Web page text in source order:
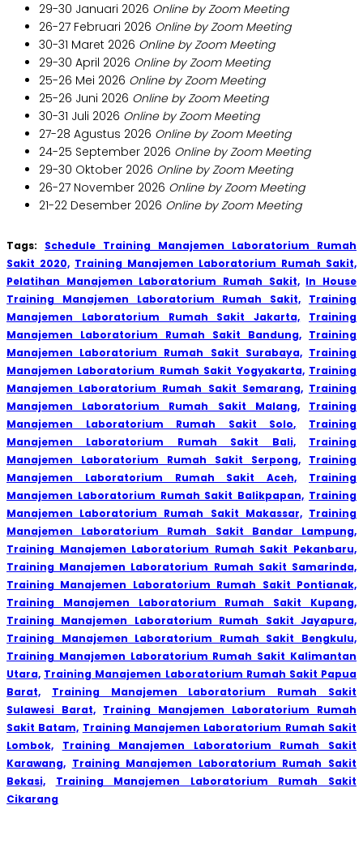
29-30 Januari 2026 Online by Zoom Meeting
26-27 Februari 2026 Online by Zoom Meeting
30-31 Maret 2026 Online by Zoom Meeting
29-30 April 2026 Online by Zoom Meeting
25-26 Mei 2026 Online by Zoom Meeting
25-26 Juni 2026 Online by Zoom Meeting
30-31 Juli 2026 Online by Zoom Meeting
27-28 Agustus 2026 Online by Zoom Meeting
24-25 September 2026 Online by Zoom Meeting
29-30 Oktober 2026 Online by Zoom Meeting
26-27 November 2026 Online by Zoom Meeting
21-22 Desember 2026 Online by Zoom Meeting
Tags: Schedule Training Manajemen Laboratorium Rumah
Sakit 2020, Training Manajemen Laboratorium Rumah Sakit,
Pelatihan Manajemen Laboratorium Rumah Sakit, In House
Training Manajemen Laboratorium Rumah Sakit,
Training
Manajemen Laboratorium Rumah Sakit Jakarta,
Training
Manajemen Laboratorium Rumah Sakit Bandung, Training
Manajemen Laboratorium Rumah Sakit Surabaya, Training
Manajemen Laboratorium Rumah Sakit Yogyakarta, Training
Manajemen Laboratorium Rumah Sakit Semarang, Training
Manajemen Laboratorium Rumah Sakit Malang,
Training
Manajemen Laboratorium Rumah Sakit Solo,
Training
Manajemen Laboratorium Rumah Sakit Bali,
Training
Manajemen Laboratorium Rumah Sakit Serpong,
Training
Manajemen Laboratorium Rumah Sakit Aceh,
Training
Manajemen Laboratorium Rumah Sakit Balikpapan, Training
Manajemen Laboratorium Rumah Sakit Makassar, Training
Manajemen Laboratorium Rumah Sakit Bandar Lampung,
Training Manajemen Laboratorium Rumah Sakit Pekanbaru,
Training Manajemen Laboratorium Rumah Sakit Samarinda,
Training Manajemen Laboratorium Rumah Sakit Pontianak,
Training Manajemen Laboratorium Rumah Sakit Kupang,
Training Manajemen Laboratorium Rumah Sakit Jayapura,
Training Manajemen Laboratorium Rumah Sakit Bengkulu,
Training Manajemen Laboratorium Rumah Sakit Kalimantan
Utara, Training Manajemen Laboratorium Rumah Sakit Papua
Barat,
Training Manajemen Laboratorium Rumah Sakit
Sulawesi Barat, Training Manajemen Laboratorium Rumah
Sakit Batam, Training Manajemen Laboratorium Rumah Sakit
Lombok,
Training Manajemen Laboratorium Rumah Sakit
Karawang, Training Manajemen Laboratorium Rumah Sakit
Bekasi,
Training Manajemen Laboratorium Rumah Sakit
Cikarang